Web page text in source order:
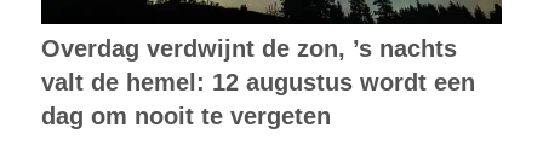
Overdag verdwijnt de zon, ’s nachts
valt de hemel: 12 augustus wordt een
dag om nooit te vergeten